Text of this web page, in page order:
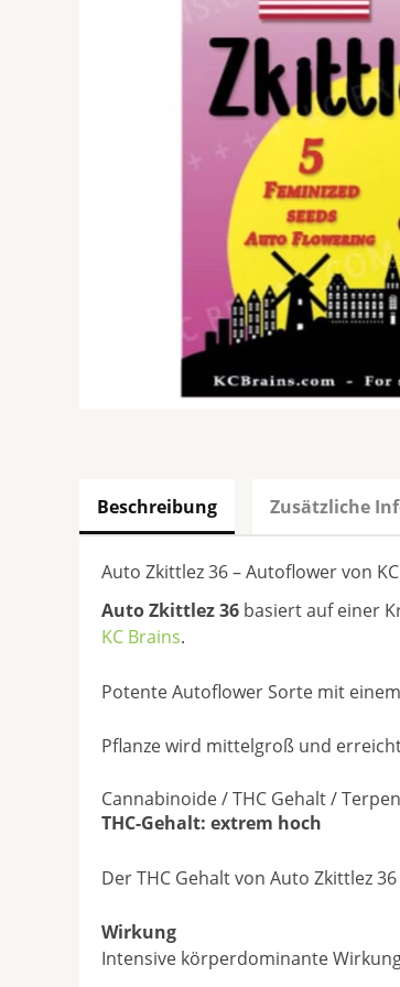
Beschreibung Zusätzliche
Auto Zkittlez 36 – Autoflower von
Auto Zkittlez 36 basiert auf einer
KC Brains.
Potente Autoflower Sorte mit
Pflanze wird mittelgroß und
Cannabinoide / THC Gehalt /
THC-Gehalt: extrem hoch
Der THC Gehalt von Auto Zkittlez
Wirkung
Intensive körperdominante